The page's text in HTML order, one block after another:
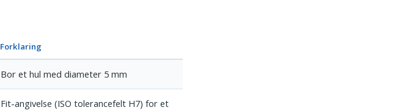
Forklaring
Bor et hul med diameter 5 mm
Fit-angivelse (ISO tolerancefelt H7) for et